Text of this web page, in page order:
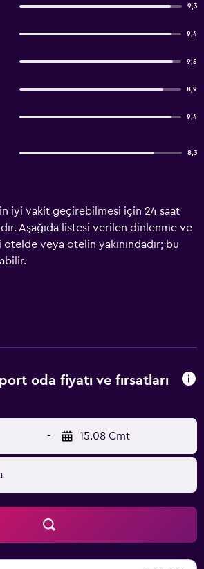
9,3
9,4
9,5
8,9
9,4
8,3
iyi vakit geçirebilmesi için 24 saat
Aşağıda listesi verilen dinlenme ve
veya otelin yakınındadır; bu
oda fiyatı ve fırsatları
- 15.08 Cmt